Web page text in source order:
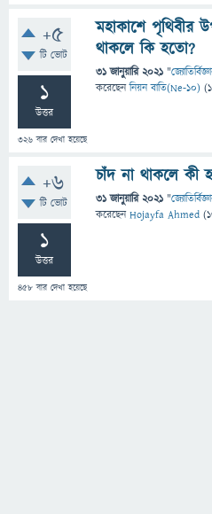
+5
টি ভোট
1
উত্তর
326 বার দেখা হয়েছে
মহাকাশে পৃথিবীর
থাকলে কি হতো?
31 জানুয়ারি 2021 "
করেছেননিয়ন বাতি(Ne-10) (
+6
টি ভোট
1
উত্তর
458 বার দেখা হয়েছে
চাঁদ না থাকলে কী
31 জানুয়ারি 2021 "
করেছেনHojayfa Ahmed (